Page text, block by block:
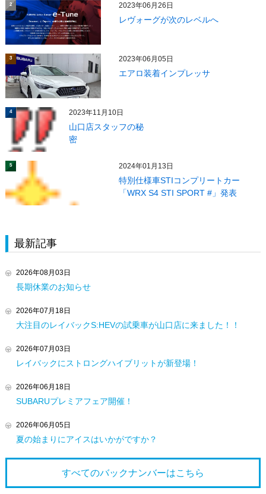
2 2023年06月26日
レヴォーグが次のレベルへ
3 2023年06月05日
エアロ装着インプレッサ
4 2023年11月10日
山口店スタッフの秘
密
5 2024年01月13日
特別仕様車STIコンプリートカー
「WRX S4 STI SPORT #」発表
最新記事
2026年08月03日
長期休業のお知らせ
2026年07月18日
大注目のレイバックS:HEVの試乗車が山口店に来ました！！
2026年07月03日
レイバックにストロングハイブリットが新登場！
2026年06月18日
SUBARUプレミアフェア開催！
2026年06月05日
夏の始まりにアイスはいかがですか？
すべてのバックナンバーはこちら